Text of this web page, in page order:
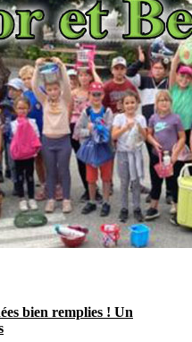
bien remplies ! Un